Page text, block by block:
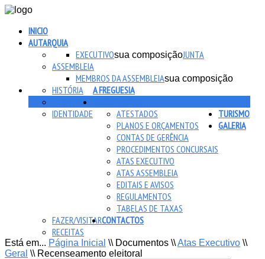
INICIO
AUTARQUIA
JUNTA
EXECUTIVOsua composição
ASSEMBLEIA
MEMBROS DA ASSEMBLEIAsua composição
A FREGUESIA
HISTÓRIA
HERÁLDICA
IDENTIDADE
ATESTADOS
PLANOS E ORÇAMENTOS
CONTAS DE GERÊNCIA
PROCEDIMENTOS CONCURSAIS
ATAS EXECUTIVO
ATAS ASSEMBLEIA
EDITAIS E AVISOS
REGULAMENTOS
TABELAS DE TAXAS
TURISMO
FAZER/VISITAR
RECEITAS
GALERIA
CONTACTOS
Está em... Página Inicial \\ Documentos \\Atas Executivo \\
Geral \\ Recenseamento eleitoral